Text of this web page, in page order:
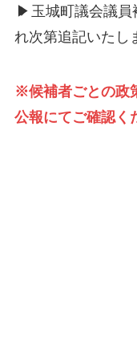
▶ 玉城町議会議員
れ次第追記いたし
※候補者ごとの政
公報にてご確認く